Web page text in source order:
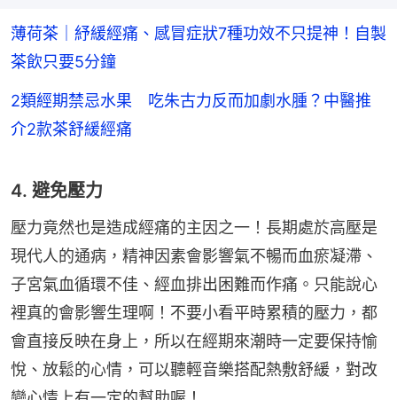
薄荷茶｜紓緩經痛、感冒症狀7種功效不只提神！自製
茶飲只要5分鐘
2類經期禁忌水果 吃朱古力反而加劇水腫？中醫推
介2款茶舒緩經痛
4. 避免壓力
壓力竟然也是造成經痛的主因之一！長期處於高壓是
現代人的通病，精神因素會影響氣不暢而血瘀凝滯、
子宮氣血循環不佳、經血排出困難而作痛。只能說心
裡真的會影響生理啊！不要小看平時累積的壓力，都
會直接反映在身上，所以在經期來潮時一定要保持愉
悅、放鬆的心情，可以聽輕音樂搭配熱敷舒緩，對改